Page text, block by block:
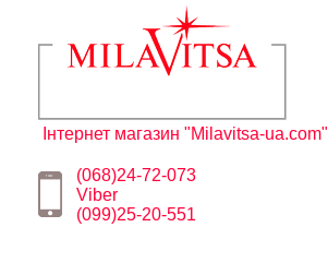
Інтернет магазин "Milavitsa-ua.com"
(068)24-72-073
Viber
(099)25-20-551